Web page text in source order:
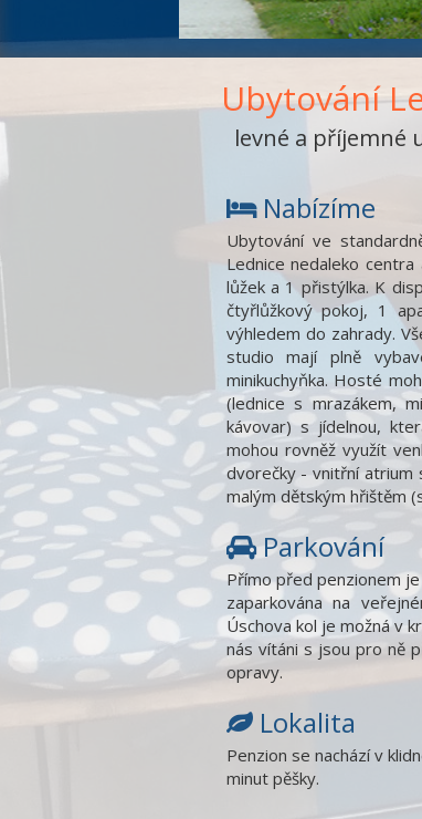
Ubytování
levné a příjemné
Nabízíme
Ubytování ve
Lednice nedaleko
lůžek a 1 přistýlka. K
čtyřlůžkový pokoj, 1
výhledem do zahrady.
studio mají plně
minikuchyňka. Hosté
(lednice s mrazákem,
kávovar) s jídelnou,
mohou rovněž využít
dvorečky - vnitřní atrium
malým dětským hřištěm
Parkování
Přímo před penzionem
zaparkována na
Úschova kol je možná v
nás vítáni s jsou pro ně
opravy.
Lokalita
Penzion se nachází v
minut pěšky.